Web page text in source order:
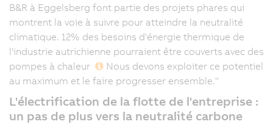
B&R à Eggelsberg font partie des projets phares qui
montrent la voie à suivre pour atteindre la neutralité
climatique. 12% des besoins d'énergie thermique de
l'industrie autrichienne pourraient être couverts avec des
pompes à chaleur
Nous devons exploiter ce potentiel
au maximum et le faire progresser ensemble."
L'électrification de la flotte de l'entreprise :
un pas de plus vers la neutralité carbone